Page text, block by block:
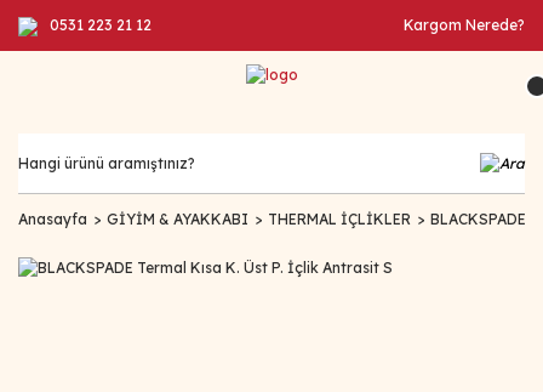
0531 223 21 12 Kargom Nerede?
Anasayfa GİYİM & AYAKKABI THERMAL İÇLİKLER BLACKSPADE